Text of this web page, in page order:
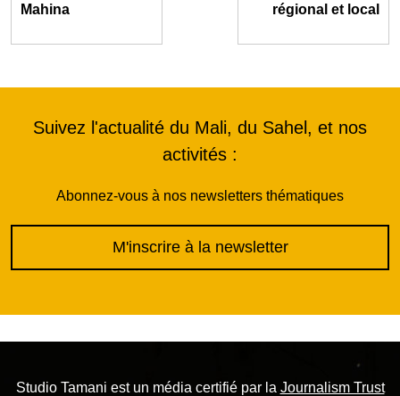
Mahina
régional et local
Suivez l'actualité du Mali, du Sahel, et nos
activités :
Abonnez-vous à nos newsletters thématiques
M'inscrire à la newsletter
Studio Tamani est un média certifié par la Journalism Trust